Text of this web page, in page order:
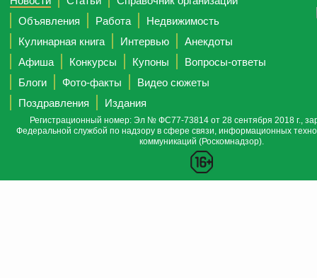
Объявления
Работа
Недвижимость
Кулинарная книга
Интервью
Анекдоты
Афиша
Конкурсы Купоны
Вопросы-ответы
Блоги
Фото-факты
Видео сюжеты
Поздравления
Издания
Регистрационный номер: Эл № ФС77-73814 от 28 сентября 2018 г.,
Федеральной службой по надзору в сфере связи, информационных
коммуникаций (Роскомнадзор).